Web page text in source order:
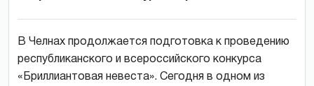
В Челнах продолжается подготовка к проведению
республиканского и всероссийского конкурса
«Бриллиантовая невеста». Сегодня в одном из